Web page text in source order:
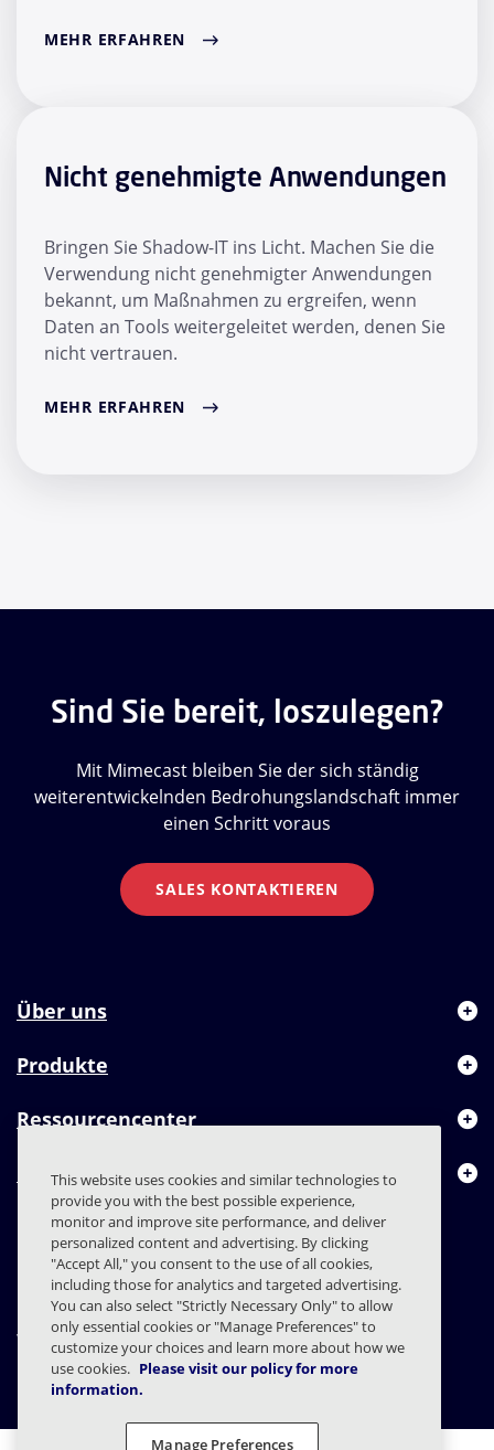
MEHR ERFAHREN
Nicht genehmigte Anwendungen
Bringen Sie Shadow-IT ins Licht. Machen Sie die
Verwendung nicht genehmigter Anwendungen
bekannt, um Maßnahmen zu ergreifen, wenn
Daten an Tools weitergeleitet werden, denen Sie
nicht vertrauen.
MEHR ERFAHREN
Sind Sie bereit, loszulegen?
Mit Mimecast bleiben Sie der sich ständig
weiterentwickelnden Bedrohungslandschaft immer
einen Schritt voraus
SALES KONTAKTIEREN
Über uns
Produkte
Ressourcencenter
Kontakt
Verträge Datenschutzerklärung Recht
Einstellungen für den Datenschutz
Verantwortungsvolle Offenlegung
© 2003 - 2026 Mimecast Services Limited
This website uses cookies and similar technologies to
provide you with the best possible experience,
monitor and improve site performance, and deliver
personalized content and advertising. By clicking
"Accept All," you consent to the use of all cookies,
including those for analytics and targeted advertising.
You can also select "Strictly Necessary Only" to allow
only essential cookies or "Manage Preferences" to
customize your choices and learn more about how we
use cookies. Please visit our policy for more
information.
Manage Preferences